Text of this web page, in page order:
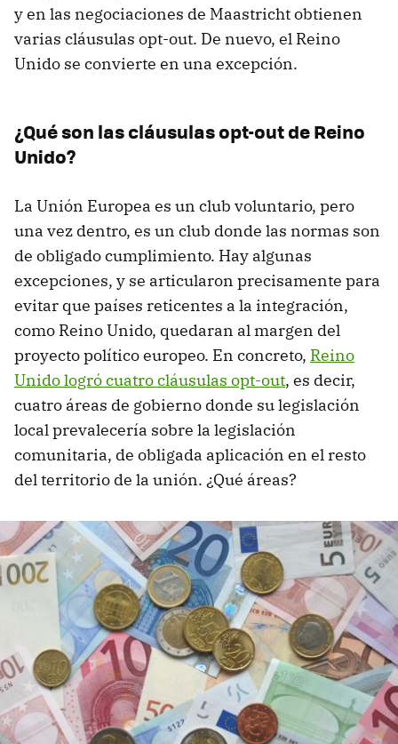
y en las negociaciones de Maastricht obtienen
varias cláusulas opt-out. De nuevo, el Reino
Unido se convierte en una excepción.
¿Qué son las cláusulas opt-out de Reino
Unido?
La Unión Europea es un club voluntario, pero
una vez dentro, es un club donde las normas son
de obligado cumplimiento. Hay algunas
excepciones, y se articularon precisamente para
evitar que países reticentes a la integración,
como Reino Unido, quedaran al margen del
proyecto político europeo. En concreto, Reino
Unido logró cuatro cláusulas opt-out, es decir,
cuatro áreas de gobierno donde su legislación
local prevalecería sobre la legislación
comunitaria, de obligada aplicación en el resto
del territorio de la unión. ¿Qué áreas?